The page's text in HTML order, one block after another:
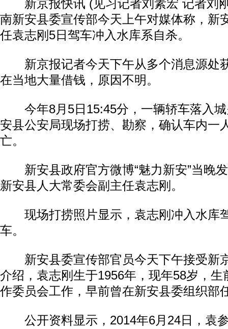
新京报快讯 (见习记者刘素宏 记者刘
南新安县委宣传部今天上午对媒体称，新
任袁志刚5日驾车冲入水库系自杀。
新京报记者今天下午从多个消息源处
在当地大量借钱，原因不明。
今年8月5日15:45分，一辆轿车落入城
安县公安局现场打捞、勘察，确认车内一
亡。
新安县政府官方微博“魅力新安”当晚
新安县人大常委会副主任袁志刚。
现场打捞照片显示，袁志刚冲入水库
车。
新安县委宣传部官员今天下午接受新
介绍，袁志刚生于1956年，现年58岁，生
作委员会工作，早前曾在新安县委组织部
公开资料显示，2014年6月24日，袁